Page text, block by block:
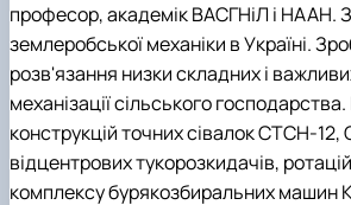
професор, академік ВАСГНіЛ і НААН.
землеробської механіки в Україні.
розв'язання низки складних і
механізації сільського
конструкцій точних сівалок СТСН-
відцентрових тукорозкидачів,
комплексу бурякозбиральних машин